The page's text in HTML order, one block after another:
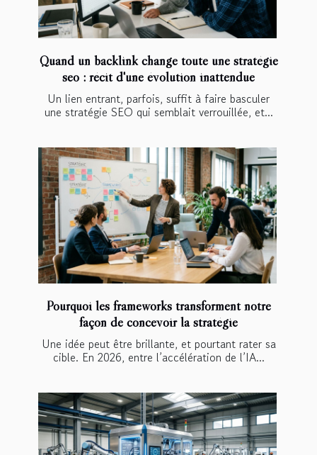
Quand un backlink change toute une stratégie
seo : récit d'une évolution inattendue
Un lien entrant, parfois, suffit à faire basculer
une stratégie SEO qui semblait verrouillée, et...
Pourquoi les frameworks transforment notre
façon de concevoir la stratégie
Une idée peut être brillante, et pourtant rater sa
cible. En 2026, entre l’accélération de l’IA...